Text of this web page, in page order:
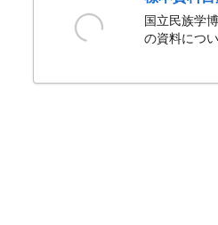
国立民族学
の資料につい